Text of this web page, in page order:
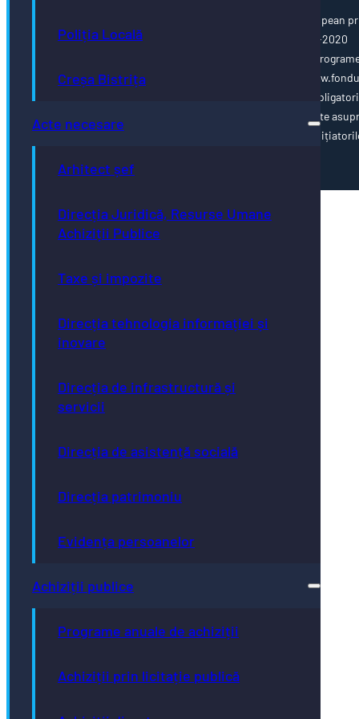
Poliția Locală
Creșa Bistrița
Acte necesare
Arhitect șef
Direcția Juridică, Resurse Umane
Achiziții Publice
Taxe și impozite
Direcția tehnologia informației și
inovare
Direcția de infrastructură și
servicii
Direcția de asistență socială
Direcția patrimoniu
Evidența persoanelor
Achiziții publice
Programe anuale de achiziții
Achiziții prin licitație publică
Această pagină web este cofinanțată din Fondul Social European
Programul Operațional Capacitate Administrativă 2014-2020
www.poca.ro Pentru informații detaliate despre celelalte
cofinanțate de Uniunea Europeană, vă invităm să vizitați
ue.ro Conținutul acestei pagini web nu reprezintă în mod
poziția oficială a Uniunii Europene. Întreaga responsabilitate
corectitudinii și coerenței informațiilor prezentate revine